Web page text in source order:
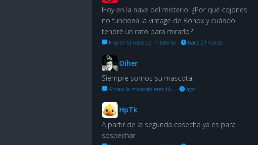
Hoy en la nave del misterio: ¿Por qué cojones
no funciona la vintage de Bonox y cuándo
tendré un rato para mirarlo?
Hoy en la nave del misterio: · hace 21 horas
Oiher
Siempre somos su mascota.
Ahora la mascota eres tú… · ayer
HpTk
A partir de la segunda cosecha ya es para
sospechar.